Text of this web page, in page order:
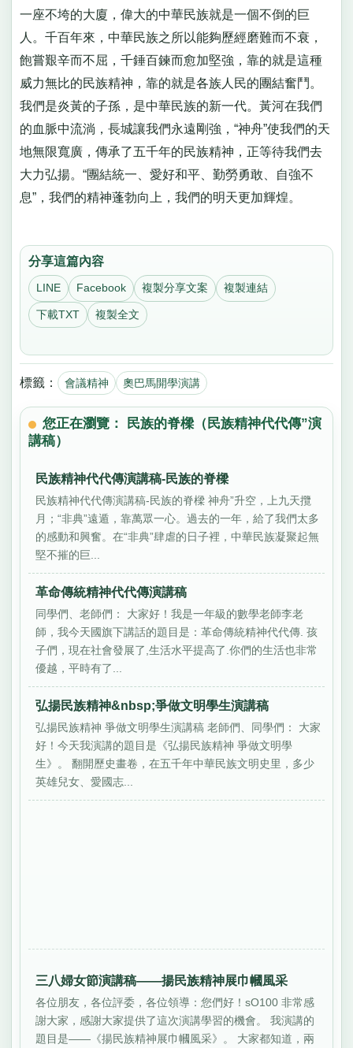
一座不垮的大廈，偉大的中華民族就是一個不倒的巨
人。千百年來，中華民族之所以能夠歷經磨難而不衰，
飽嘗艱辛而不屈，千錘百鍊而愈加堅強，靠的就是這種
威力無比的民族精神，靠的就是各族人民的團結奮鬥。
我們是炎黃的子孫，是中華民族的新一代。黃河在我們
的血脈中流淌，長城讓我們永遠剛強，“神舟”使我們的天
地無限寬廣，傳承了五千年的民族精神，正等待我們去
大力弘揚。“團結統一、愛好和平、勤勞勇敢、自強不
息”，我們的精神蓬勃向上，我們的明天更加輝煌。
分享這篇內容
LINE Facebook 複製分享文案 複製連結
下載TXT 複製全文
標籤： 會議精神 奧巴馬開學演講
您正在瀏覽： 民族的脊樑（民族精神代代傳”演
講稿）
民族精神代代傳演講稿-民族的脊樑
民族精神代代傳演講稿-民族的脊樑 神舟”升空，上九天攬
月；“非典”遠遁，靠萬眾一心。過去的一年，給了我們太多
的感動和興奮。在“非典”肆虐的日子裡，中華民族凝聚起無
堅不摧的巨...
革命傳統精神代代傳演講稿
同學們、老師們： 大家好！我是一年級的數學老師李老
師，我今天國旗下講話的題目是：革命傳統精神代代傳. 孩
子們，現在社會發展了,生活水平提高了.你們的生活也非常
優越，平時有了...
弘揚民族精神&nbsp;爭做文明學生演講稿
弘揚民族精神 爭做文明學生演講稿 老師們、同學們： 大家
好！今天我演講的題目是《弘揚民族精神 爭做文明學
生》。 翻開歷史畫卷，在五千年中華民族文明史里，多少
英雄兒女、愛國志...
三八婦女節演講稿——揚民族精神展巾幗風采
各位朋友，各位評委，各位領導：您們好！sO100 非常感
謝大家，感謝大家提供了這次演講學習的機會。 我演講的
題目是——《揚民族精神展巾幗風采》。 大家都知道，兩